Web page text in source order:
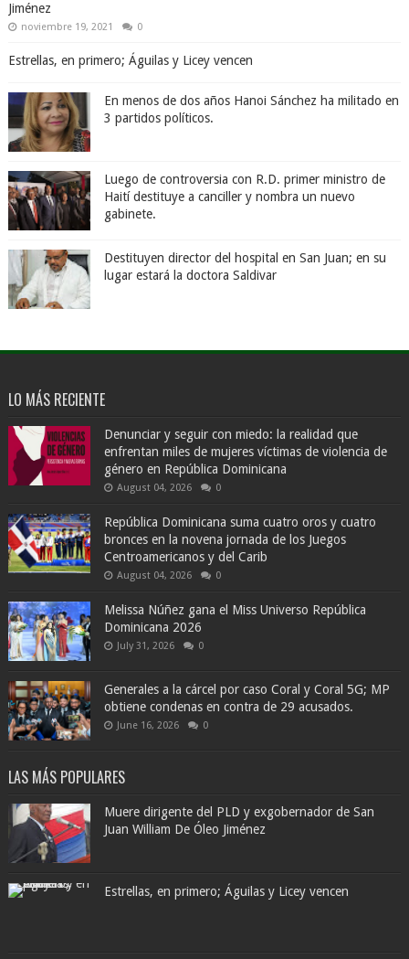
Jiménez
noviembre 19, 2021 0
Estrellas, en primero; Águilas y Licey vencen
En menos de dos años Hanoi Sánchez ha militado en
3 partidos políticos.
Luego de controversia con R.D. primer ministro de
Haití destituye a canciller y nombra un nuevo
gabinete.
Destituyen director del hospital en San Juan; en su
lugar estará la doctora Saldivar
LO MÁS RECIENTE
Denunciar y seguir con miedo: la realidad que
enfrentan miles de mujeres víctimas de violencia de
género en República Dominicana
August 04, 2026 0
República Dominicana suma cuatro oros y cuatro
bronces en la novena jornada de los Juegos
Centroamericanos y del Carib
August 04, 2026 0
Melissa Núñez gana el Miss Universo República
Dominicana 2026
July 31, 2026 0
Generales a la cárcel por caso Coral y Coral 5G; MP
obtiene condenas en contra de 29 acusados.
June 16, 2026 0
LAS MÁS POPULARES
Muere dirigente del PLD y exgobernador de San
Juan William De Óleo Jiménez
Estrellas, en primero; Águilas y Licey vencen